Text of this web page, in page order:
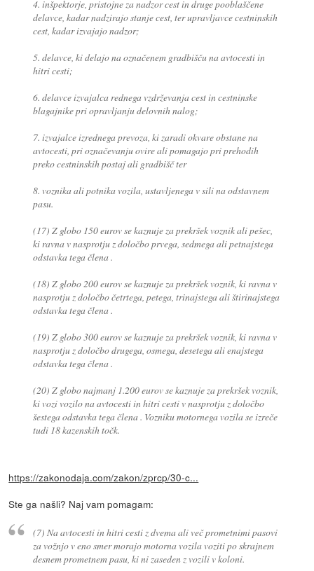
4. inšpektorje, pristojne za nadzor cest in druge pooblaščene
delavce, kadar nadzirajo stanje cest, ter upravljavce cestninskih
cest, kadar izvajajo nadzor;
5. delavce, ki delajo na označenem gradbišču na avtocesti in
hitri cesti;
6. delavce izvajalca rednega vzdrževanja cest in cestninske
blagajnike pri opravljanju delovnih nalog;
7. izvajalce izrednega prevoza, ki zaradi okvare obstane na
avtocesti, pri označevanju ovire ali pomagajo pri prehodih
preko cestninskih postaj ali gradbišč ter
8. voznika ali potnika vozila, ustavljenega v sili na odstavnem
pasu.
(17) Z globo 150 eurov se kaznuje za prekršek voznik ali pešec,
ki ravna v nasprotju z določbo prvega, sedmega ali petnajstega
odstavka tega člena .
(18) Z globo 200 eurov se kaznuje za prekršek voznik, ki ravna v
nasprotju z določbo četrtega, petega, trinajstega ali štirinajstega
odstavka tega člena .
(19) Z globo 300 eurov se kaznuje za prekršek voznik, ki ravna v
nasprotju z določbo drugega, osmega, desetega ali enajstega
odstavka tega člena .
(20) Z globo najmanj 1.200 eurov se kaznuje za prekršek voznik,
ki vozi vozilo na avtocesti in hitri cesti v nasprotju z določbo
šestega odstavka tega člena . Vozniku motornega vozila se izreče
tudi 18 kazenskih točk.
https://zakonodaja.com/zakon/zprcp/30-c...
Ste ga našli? Naj vam pomagam:
(7) Na avtocesti in hitri cesti z dvema ali več prometnimi pasovi
za vožnjo v eno smer morajo motorna vozila voziti po skrajnem
desnem prometnem pasu, ki ni zaseden z vozili v koloni.